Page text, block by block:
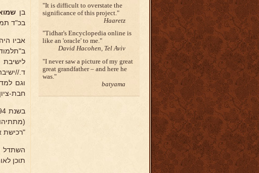
בן
בכ"ד תמוז
אביו
ד.//
וגם
חבת-ציון.
"רכישת
השתדל
תוכן
It is difficult to overstate the
significance of this project.
Haaretz
Tidhar's Encyclopedia online is
like an 'oracle' to me.
David Hacohen, Tel Aviv
I never saw a picture of my great
great grandfather – and here he
was.
batyama